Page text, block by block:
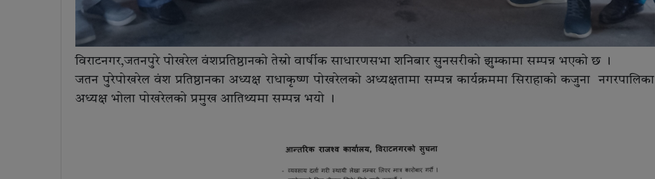
विराटनगर,जतनपुरे पोखरेल वंशप्रतिष्ठानको तेस्रो वार्षीक साधारणसभा शनिबार सुनसरीको झुम्कामा सम्पन्न भएको छ ।
जतन पुरेपोखरेल वंश प्रतिष्ठानका अध्यक्ष राधाकृष्ण पोखरेलको अध्यक्षतामा सम्पन्न कार्यक्रममा सिराहाको कजुना नगरपालिका
अध्यक्ष भोला पोखरेलको प्रमुख आतिथ्यमा सम्पन्न भयो ।